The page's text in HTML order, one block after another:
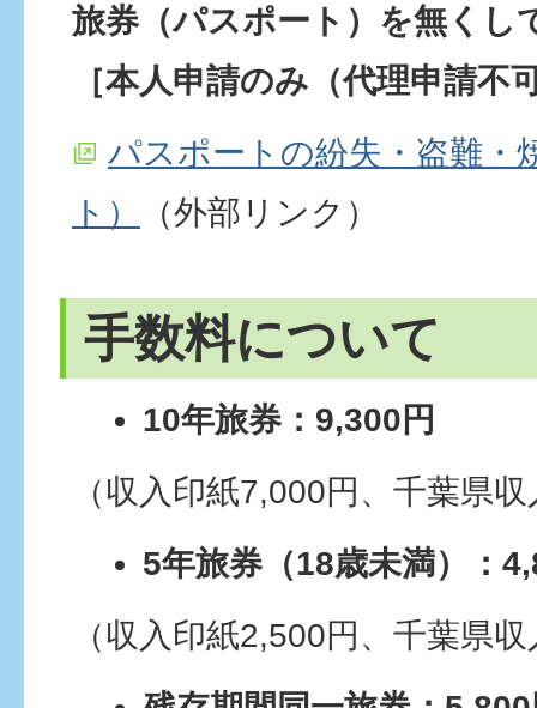
旅券（パスポート）を無くし
［本人申請のみ（代理申請不
パスポートの紛失・盗難・
ト）
（外部リンク）
手数料について
10年旅券：9,300円
（収入印紙7,000円、千葉県
5年旅券（18歳未満）：
（収入印紙2,500円、千葉県